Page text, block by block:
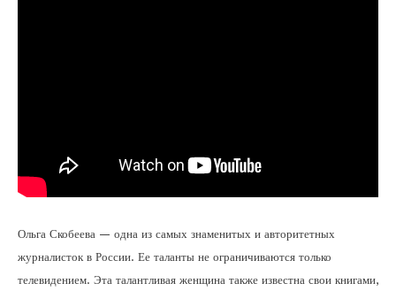
Ольга Скобеева — одна из самых знаменитых и авторитетных
журналисток в России. Ее таланты не ограничиваются только
телевидением. Эта талантливая женщина также известна свои книгами,